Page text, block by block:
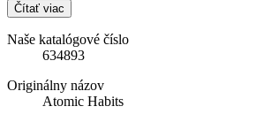
Čítať viac
Naše katalógové číslo
634893
Originálny názov
Atomic Habits